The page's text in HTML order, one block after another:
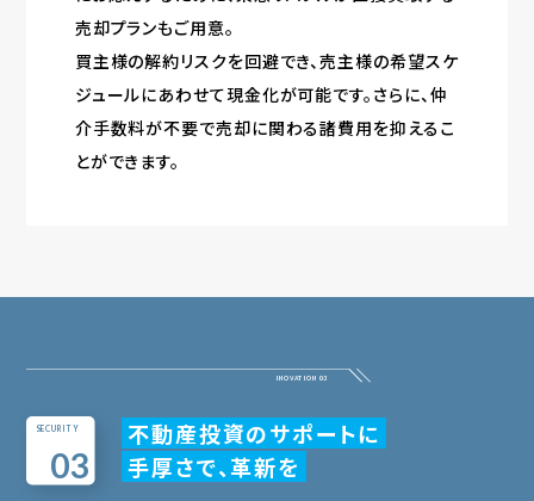
売却プランもご用意。
買主様の解約リスクを回避でき、売主様の希望スケ
ジュールにあわせて現金化が可能です。さらに、仲
介手数料が不要で売却に関わる諸費用を抑えるこ
とができます。
SECURITY
03
不動産投資のサポートに
手厚さで、革新を